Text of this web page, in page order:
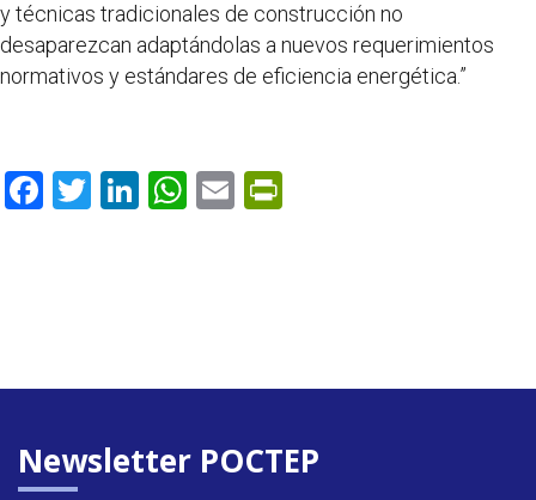
y técnicas tradicionales de construcción no
desaparezcan adaptándolas a nuevos requerimientos
normativos y estándares de eficiencia energética.”
F
o
T Li
n
W
p
E
n
y
Newsletter POCTEP